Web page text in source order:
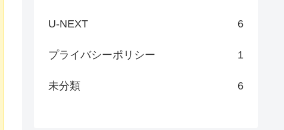
U-NEXT 6
プライバシーポリシー 1
未分類 6